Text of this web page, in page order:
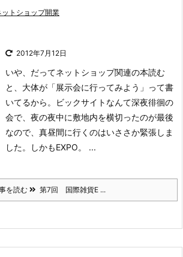
ットショップ開業
2012年7月12日
いや、だってネットショップ関連の本読む
と、大体が「展示会に行ってみよう」って書
いてるから。
ビックサイトなんて深夜徘徊の
会で、夜の夜中に敷地内を横切ったのが最後
なので、真昼間に行くのはいささか緊張しま
した。しかもEXPO。 ...
を読む 第7回 国際雑貨E ...